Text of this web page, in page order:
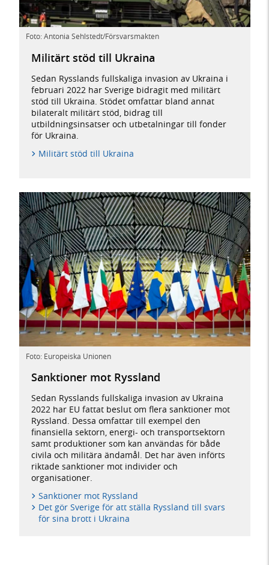
Foto: Antonia Sehlstedt/Försvarsmakten
Militärt stöd till Ukraina
Sedan Rysslands fullskaliga invasion av Ukraina i
februari 2022 har Sverige bidragit med militärt
stöd till Ukraina. Stödet omfattar bland annat
bilateralt militärt stöd, bidrag till
utbildningsinsatser och utbetalningar till fonder
för Ukraina.
Militärt stöd till Ukraina
Foto: Europeiska Unionen
Sanktioner mot Ryssland
Sedan Rysslands fullskaliga invasion av Ukraina
2022 har EU fattat beslut om flera sanktioner mot
Ryssland. Dessa omfattar till exempel den
finansiella sektorn, energi- och transportsektorn
samt produktioner som kan användas för både
civila och militära ändamål. Det har även införts
riktade sanktioner mot individer och
organisationer.
Sanktioner mot Ryssland
Det gör Sverige för att ställa Ryssland till svars
för sina brott i Ukraina